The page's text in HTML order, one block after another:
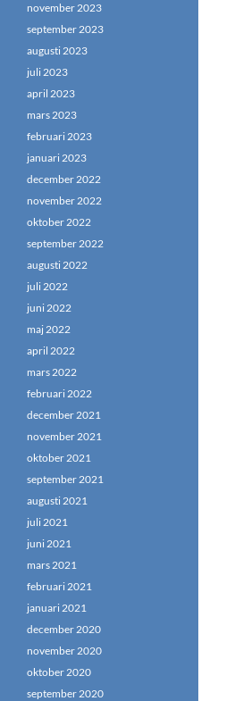
november 2023
september 2023
augusti 2023
juli 2023
april 2023
mars 2023
februari 2023
januari 2023
december 2022
november 2022
oktober 2022
september 2022
augusti 2022
juli 2022
juni 2022
maj 2022
april 2022
mars 2022
februari 2022
december 2021
november 2021
oktober 2021
september 2021
augusti 2021
juli 2021
juni 2021
mars 2021
februari 2021
januari 2021
december 2020
november 2020
oktober 2020
september 2020